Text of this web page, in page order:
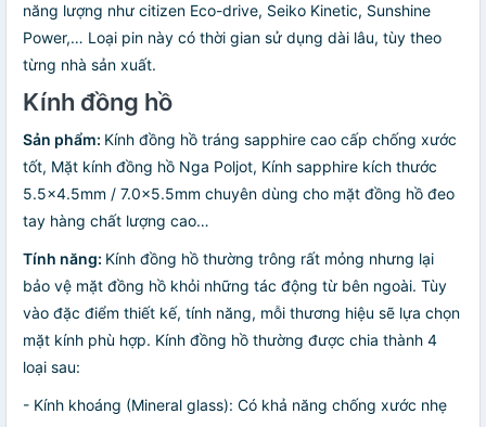
năng lượng như citizen Eco-drive, Seiko Kinetic, Sunshine
Power,… Loại pin này có thời gian sử dụng dài lâu, tùy theo
từng nhà sản xuất.
Kính đồng hồ
Sản phẩm: Kính đồng hồ tráng sapphire cao cấp chống xước
tốt, Mặt kính đồng hồ Nga Poljot, Kính sapphire kích thước
5.5x4.5mm / 7.0x5.5mm chuyên dùng cho mặt đồng hồ đeo
tay hàng chất lượng cao…
Tính năng: Kính đồng hồ thường trông rất mỏng nhưng lại
bảo vệ mặt đồng hồ khỏi những tác động từ bên ngoài. Tùy
vào đặc điểm thiết kế, tính năng, mỗi thương hiệu sẽ lựa chọn
mặt kính phù hợp. Kính đồng hồ thường được chia thành 4
loại sau:
- Kính khoáng (Mineral glass): Có khả năng chống xước nhẹ